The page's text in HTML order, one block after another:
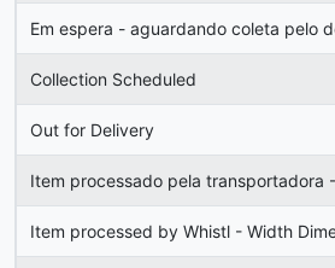
Em espera - aguardando coleta pelo
Collection Scheduled
Out for Delivery
Item processado pela transportadora
Item processed by Whistl - Width